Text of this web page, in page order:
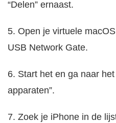
“Delen” ernaast.
5. Open je virtuele
USB Network Gate.
6. Start het en ga naar
apparaten”.
7. Zoek je iPhone in de